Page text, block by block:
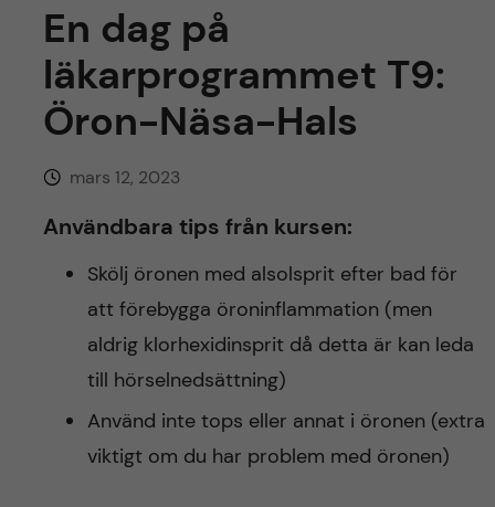
En dag på
läkarprogrammet T9:
Öron-Näsa-Hals
mars 12, 2023
Användbara tips från kursen:
Skölj öronen med alsolsprit efter bad för
att förebygga öroninflammation (men
aldrig klorhexidinsprit då detta är kan leda
till hörselnedsättning)
Använd inte tops eller annat i öronen (extra
viktigt om du har problem med öronen)